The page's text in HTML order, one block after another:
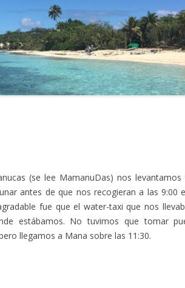
(se lee MamanuDas) nos levantamos
antes de que nos recogieran a las 9:00
fue que el water-taxi que nos
estábamos. No tuvimos que tomar
llegamos a Mana sobre las 11:30.